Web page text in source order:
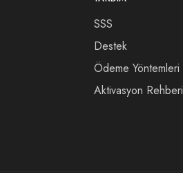
SSS
Destek
Ödeme Yöntemleri
Aktivasyon Rehberi